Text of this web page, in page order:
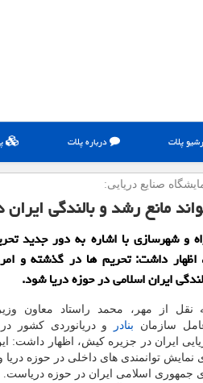
پلات درباره پلات
صنایع دریایی:
مانع رشد و بالندگی
و شهرسازی با اشاره به دور جدید
اظهار داشت: تحریم ها در گذشته و
ایران اسلامی در حوزه دریا شود.
نقل از مهر، محمد راستاد معاون
سازمان بنادر
و دریانوردی كشور
ایران در جزیره كیش، اظهار داشت:
توانمندی های داخلی در حوزه دریا
جمهوری اسلامی ایران در حوزه دریاست.